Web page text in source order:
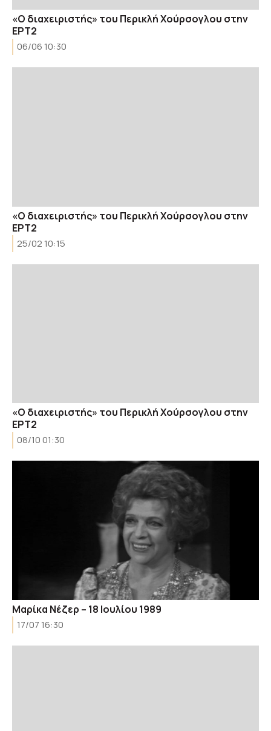
«Ο διαχειριστής» του Περικλή Χούρσογλου στην
ΕΡΤ2
06/06 10:30
«Ο διαχειριστής» του Περικλή Χούρσογλου στην
ΕΡΤ2
25/02 10:15
«Ο διαχειριστής» του Περικλή Χούρσογλου στην
ΕΡΤ2
08/10 01:30
Μαρίκα Νέζερ – 18 Ιουλίου 1989
17/07 16:30